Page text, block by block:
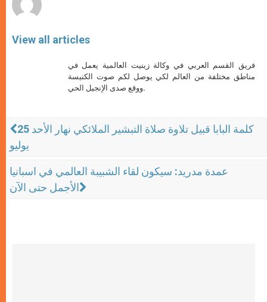
View all articles
فريق القسم العربي في وكالة زينيت العالمية يعمل في
مناطق مختلفة من العالم لكي يوصل لكم صوت الكنيسة
ووقع صدى الإنجيل الحي.
كلمة البابا قبيل تلاوة صلاة التبشير الملائكي نهار الأحد 25
يوليو
عمدة مدريد: سيكون لقاء الشبيبة العالمي في اسبانيا
الأجمل حتى الآن